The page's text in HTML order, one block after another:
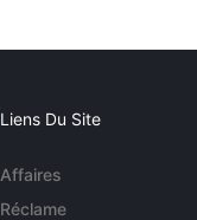
Liens Du Site
Affaires
Réclame